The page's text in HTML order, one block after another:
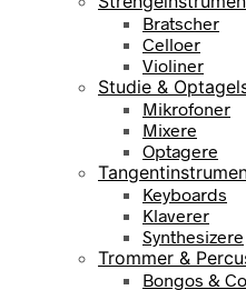
Bratscher
Celloer
Violiner
Studie &
Mikrofoner
Mixere
Optagere
Keyboards
Klaverer
Synthesizere
Trommer &
Bongos &